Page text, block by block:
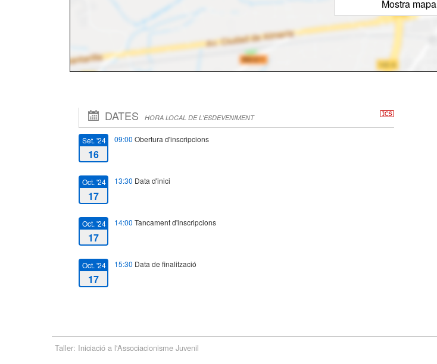
Mostra mapa
DATES HORA LOCAL DE L'ESDEVENIMENT
Set. '24
16
09:00 Obertura d'inscripcions
Oct. '24
17
13:30 Data d'inici
Oct. '24
17
14:00 Tancament d'inscripcions
Oct. '24
17
15:30 Data de finalització
Taller: Iniciació a l'Associacionisme Juvenil